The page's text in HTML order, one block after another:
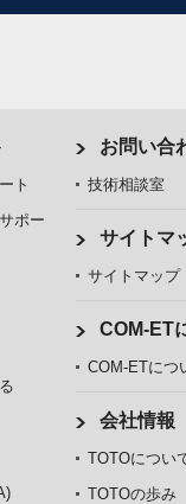
ト
ポー
お問い合
技術相談室
サイトマ
サイトマップ
COM-ET
COM-ETにつ
会社情報
TOTOについ
TOTOの歩み